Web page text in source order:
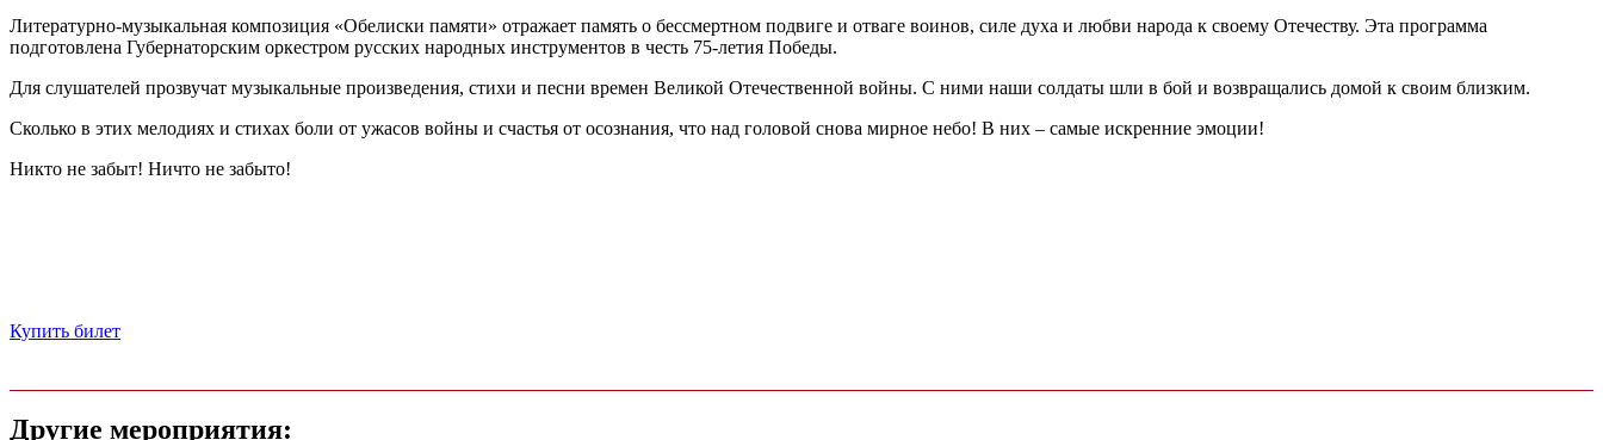
Литературно-музыкальная композиция «Обелиски памяти» отражает память о бессмертном подвиге и отваге воинов, силе духа и любви народа к своему Отечеству. Эта программа
подготовлена Губернаторским оркестром русских народных инструментов в честь 75-летия Победы.
Для слушателей прозвучат музыкальные произведения, стихи и песни времен Великой Отечественной войны. С ними наши солдаты шли в бой и возвращались домой к своим близким.
Сколько в этих мелодиях и стихах боли от ужасов войны и счастья от осознания, что над головой снова мирное небо! В них – самые искренние эмоции!
Никто не забыт! Ничто не забыто!
Купить билет
Другие мероприятия: